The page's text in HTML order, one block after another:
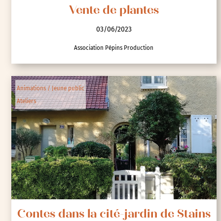
Vente de plantes
03/06/2023
Association Pépins Production
Animations / Jeune public
Ateliers
Contes dans la cité-jardin de Stains